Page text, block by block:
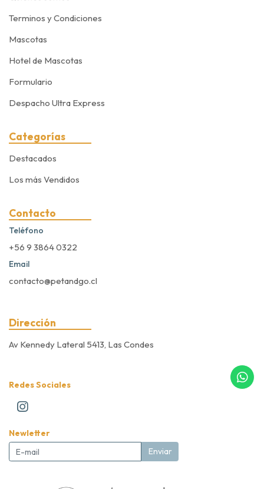
Terminos y Condiciones
Mascotas
Hotel de Mascotas
Formulario
Despacho Ultra Express
Categorías
Destacados
Los más Vendidos
Contacto
Teléfono
+56 9 3864 0322
Email
contacto@petandgo.cl
Dirección
Av Kennedy Lateral 5413, Las Condes
Redes Sociales
Newletter
Enviar